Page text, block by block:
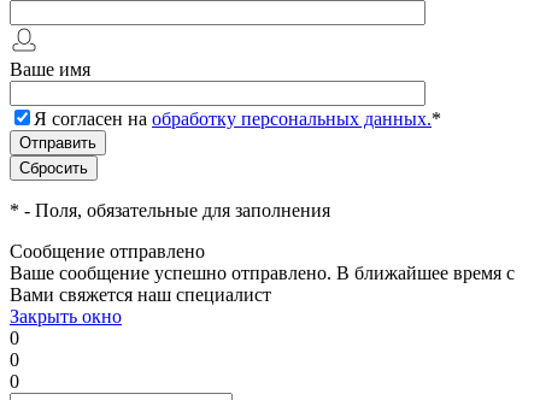
Ваше имя
Я согласен на обработку персональных данных.*
* - Поля, обязательные для заполнения
Сообщение отправлено
Ваше сообщение успешно отправлено. В ближайшее время с
Вами свяжется наш специалист
Закрыть окно
0
0
0